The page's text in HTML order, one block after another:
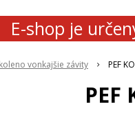
E-shop je
koleno vonkajšie závity PEF
PEF